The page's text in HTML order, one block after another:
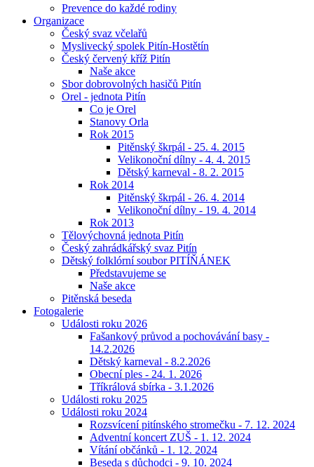
Prevence do každé rodiny
Organizace
Český svaz včelařů
Myslivecký spolek Pitín-Hostětín
Český červený kříž Pitín
Naše akce
Sbor dobrovolných hasičů Pitín
Orel - jednota Pitín
Co je Orel
Stanovy Orla
Rok 2015
Pitěnský škrpál - 25. 4. 2015
Velikonoční dílny - 4. 4. 2015
Dětský karneval - 8. 2. 2015
Rok 2014
Pitěnský škrpál - 26. 4. 2014
Velikonoční dílny - 19. 4. 2014
Rok 2013
Tělovýchovná jednota Pitín
Český zahrádkářský svaz Pitín
Dětský folklórní soubor PITÍŇÁNEK
Představujeme se
Naše akce
Pitěnská beseda
Fotogalerie
Události roku 2026
Fašankový průvod a pochovávání basy -
14.2.2026
Dětský karneval - 8.2.2026
Obecní ples - 24. 1. 2026
Tříkrálová sbírka - 3.1.2026
Události roku 2025
Události roku 2024
Rozsvícení pitínského stromečku - 7. 12. 2024
Adventní koncert ZUŠ - 1. 12. 2024
Vítání občánků - 1. 12. 2024
Beseda s důchodci - 9. 10. 2024